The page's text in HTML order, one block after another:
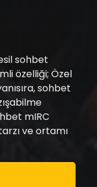
sohbet
özelliği; Özel
sohbet
mIRC
ve ortamı